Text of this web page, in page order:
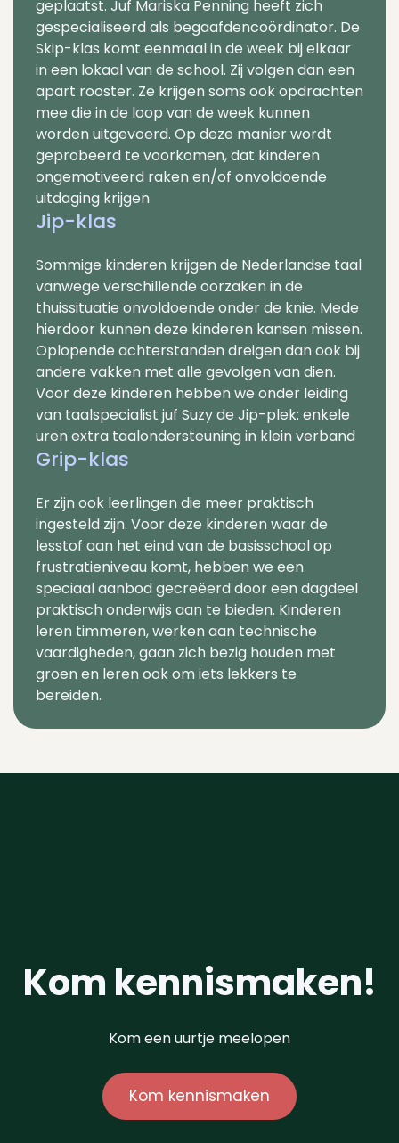
geplaatst. Juf Mariska Penning heeft zich
gespecialiseerd als begaafdencoördinator. De
Skip-klas komt eenmaal in de week bij elkaar
in een lokaal van de school. Zij volgen dan een
apart rooster. Ze krijgen soms ook opdrachten
mee die in de loop van de week kunnen
worden uitgevoerd. Op deze manier wordt
geprobeerd te voorkomen, dat kinderen
ongemotiveerd raken en/of onvoldoende
uitdaging krijgen
Jip-klas
Sommige kinderen krijgen de Nederlandse taal
vanwege verschillende oorzaken in de
thuissituatie onvoldoende onder de knie. Mede
hierdoor kunnen deze kinderen kansen missen.
Oplopende achterstanden dreigen dan ook bij
andere vakken met alle gevolgen van dien.
Voor deze kinderen hebben we onder leiding
van taalspecialist juf Suzy de Jip-plek: enkele
uren extra taalondersteuning in klein verband
Grip-klas
Er zijn ook leerlingen die meer praktisch
ingesteld zijn. Voor deze kinderen waar de
lesstof aan het eind van de basisschool op
frustratieniveau komt, hebben we een
speciaal aanbod gecreëerd door een dagdeel
praktisch onderwijs aan te bieden. Kinderen
leren timmeren, werken aan technische
vaardigheden, gaan zich bezig houden met
groen en leren ook om iets lekkers te
bereiden.
Kom kennismaken!
Kom een uurtje meelopen
Kom kennismaken